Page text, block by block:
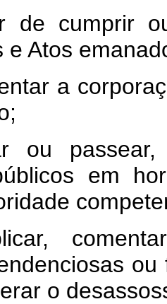
de cumprir
e Atos
a
ou
em
o